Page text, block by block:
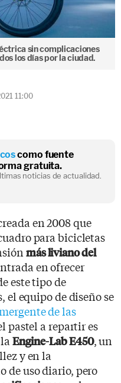
sin complicaciones
los días por la ciudad.
11:00
como fuente
gratuita.
noticias de actualidad.
en 2008 que
para bicicletas
más liviano del
en ofrecer
este tipo de
el equipo de diseño se
de las
pastel a repartir es
Engine-Lab E450, un
y en la
de uso diario, pero